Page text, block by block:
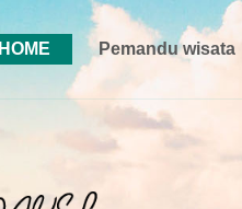
HOME Pemandu wisata